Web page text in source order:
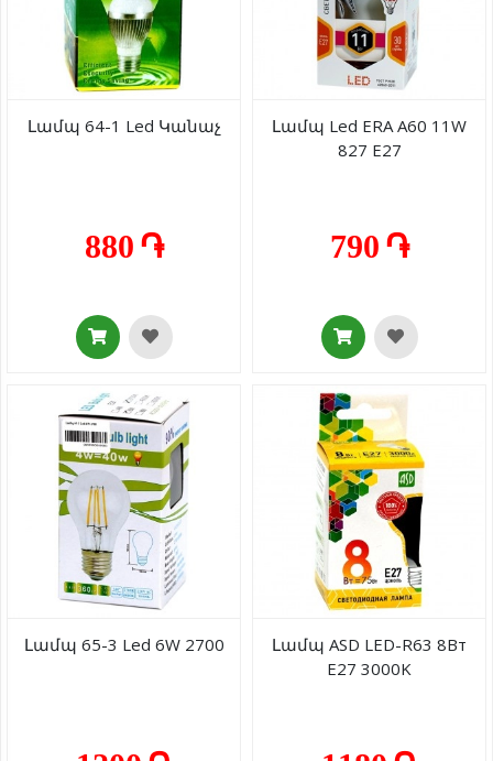
Լամպ 64-1 Led Կանաչ
880 ֏
Լամպ Led ERA A60 11W
827 E27
790 ֏
Լամպ 65-3 Led 6W 2700
Լամպ ASD LED-R63 8Вт
E27 3000K